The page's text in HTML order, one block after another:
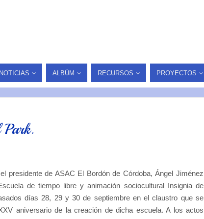
NOTICIAS ALBÚM RECURSOS PROYECTOS
presidente de ASAC El Bordón de Córdoba, Ángel Jiménez
de tiempo libre y animación sociocultural Insignia de
días 28, 29 y 30 de septiembre en el claustro que se
aniversario de la creación de dicha escuela. A los actos